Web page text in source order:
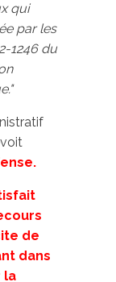
qui
par les
1246 du
.
de
dans
la